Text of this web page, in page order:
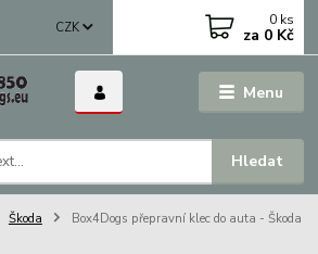
Menu
CZK
Hledat
0 ks
za 0 Kč
Škoda
Box4Dogs přepravní klec do auta - Škoda